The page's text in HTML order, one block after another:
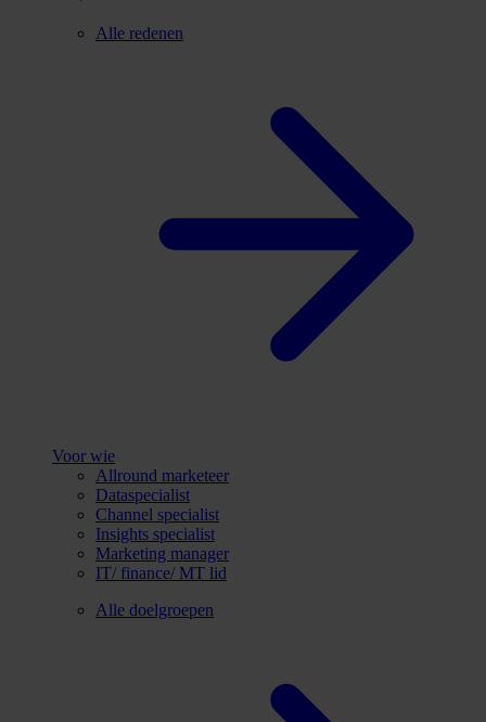
Alle redenen
Voor wie
Allround marketeer
Dataspecialist
Channel specialist
Insights specialist
Marketing manager
IT/ finance/ MT lid
Alle doelgroepen